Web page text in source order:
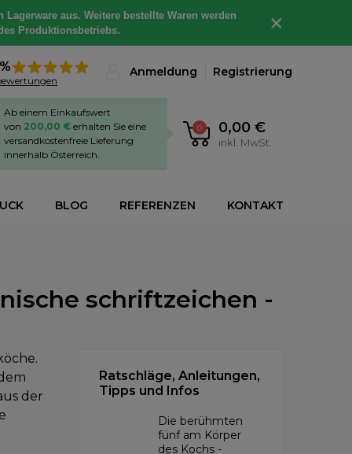
aus. Weitere bestellte Waren werden
Produktionsbetriebs.
×
Anmeldung Registrierung
0 0,00 €
inkl. MwSt.
Ab einem Einkaufswert
von 200,00 € erhalten Sie eine
versandkostenfreie Lieferung
innerhalb Österreich.
BLOG REFERENZEN KONTAKT
schriftzeichen -
der
Ratschläge, Anleitungen,
Tipps und Infos
Die berühmten
fünf am Körper
des Kochs -